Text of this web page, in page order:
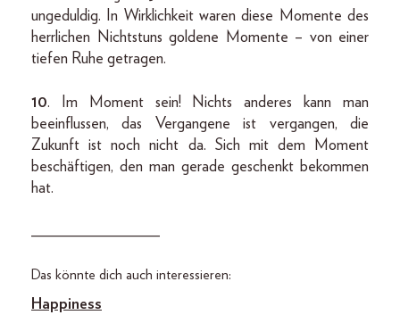
ungeduldig. In Wirklichkeit waren diese Momente des
herrlichen Nichtstuns goldene Momente – von einer
tiefen Ruhe getragen.
10. Im Moment sein! Nichts anderes kann man
beeinflussen, das Vergangene ist vergangen, die
Zukunft ist noch nicht da. Sich mit dem Moment
beschäftigen, den man gerade geschenkt bekommen
hat.
________________
Das könnte dich auch interessieren:
Happiness